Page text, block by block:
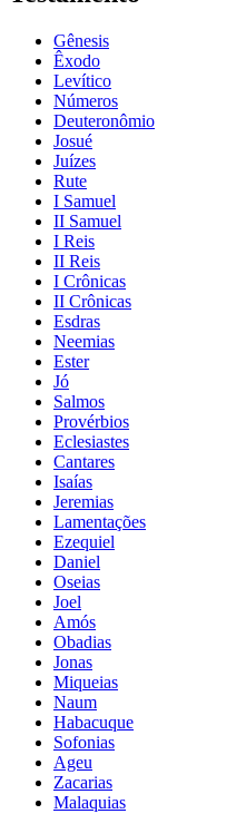
Gênesis
Êxodo
Levítico
Números
Deuteronômio
Josué
Juízes
Rute
I Samuel
II Samuel
I Reis
II Reis
I Crônicas
II Crônicas
Esdras
Neemias
Ester
Jó
Salmos
Provérbios
Eclesiastes
Cantares
Isaías
Jeremias
Lamentações
Ezequiel
Daniel
Oseias
Joel
Amós
Obadias
Jonas
Miqueias
Naum
Habacuque
Sofonias
Ageu
Zacarias
Malaquias